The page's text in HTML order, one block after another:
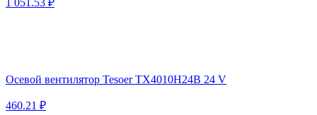
Осевой вентилятор Tesoer TX4010H24B 24 V
460.21 ₽